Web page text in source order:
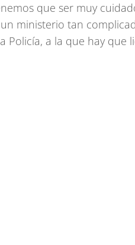
que ser muy
ministerio tan
Policía, a la que hay que